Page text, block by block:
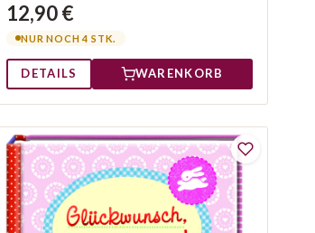
12,90 €
NUR NOCH 4 STK.
DETAILS WARENKORB